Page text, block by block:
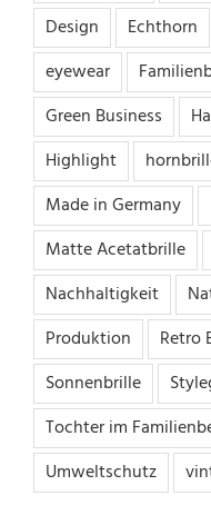
Design
Echthorn
eyewear
Green Business
Highlight
Made in Germany
Matte Acetatbrille
Nachhaltigkeit
Produktion
Retro
Sonnenbrille
Tochter im
Umweltschutz